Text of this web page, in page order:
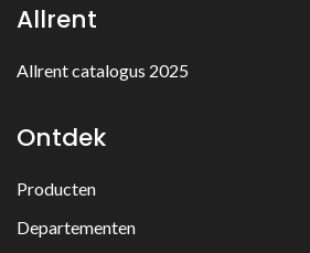
Allrent
Allrent catalogus 2025
Ontdek
Producten
Departementen